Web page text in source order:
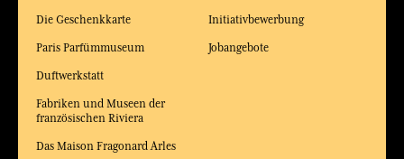
Die Geschenkkarte
Paris Parfümmuseum
Duftwerkstatt
Fabriken und Museen der
französischen Riviera
Das Maison Fragonard Arles
Initiativbewerbung
Jobangebote